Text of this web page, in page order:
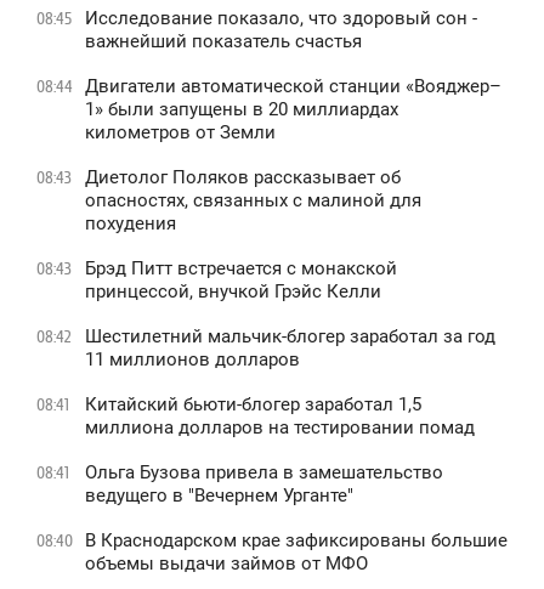
08:45
Исследование показало, что здоровый сон -
важнейший показатель счастья
08:44
Двигатели автоматической станции «Вояджер–
1» были запущены в 20 миллиардах
километров от Земли
08:43
Диетолог Поляков рассказывает об
опасностях, связанных с малиной для
похудения
08:43
Брэд Питт встречается с монакской
принцессой, внучкой Грэйс Келли
08:42
Шестилетний мальчик-блогер заработал за год
11 миллионов долларов
08:41
Китайский бьюти-блогер заработал 1,5
миллиона долларов на тестировании помад
08:41
Ольга Бузова привела в замешательство
ведущего в "Вечернем Урганте"
08:40
В Краснодарском крае зафиксированы большие
объемы выдачи займов от МФО